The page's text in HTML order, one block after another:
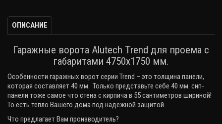
ОПИСАНИЕ
Гаражные ворота Alutech Trend для проема с
габаритами 4750х1750 мм.
Особенности гаражных ворот серии Trend – это толщина панели,
которая составляет 40 мм. Только представьте себе 40 мм. сип-
панели тоже самое что стена с кирпича в 55 сантиметров шириной!
То есть тепло Вашего дома под надежной защитой.
Что предлагает Вам производитель?